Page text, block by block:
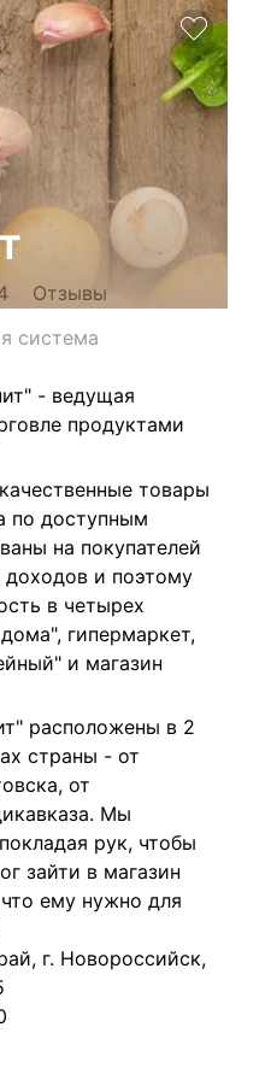
Отзывы
система
- ведущая
продуктами
товары
по доступным
на покупателей
и поэтому
в четырех
гипермаркет,
и магазин
расположены в 2
страны - от
от
Мы
рук, чтобы
зайти в магазин
ему нужно для
г. Новороссийск,